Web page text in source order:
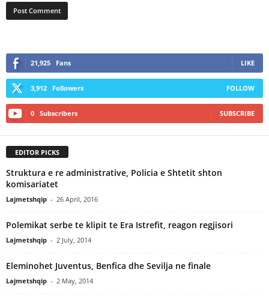
21,925 Fans LIKE
3,912 Followers FOLLOW
0 Subscribers SUBSCRIBE
EDITOR PICKS
Struktura e re administrative, Policia e Shtetit shton
komisariatet
Lajmetshqip - 26 April, 2016
Polemikat serbe te klipit te Era Istrefit, reagon regjisori
Lajmetshqip - 2 July, 2014
Eleminohet Juventus, Benfica dhe Sevilja ne finale
Lajmetshqip - 2 May, 2014